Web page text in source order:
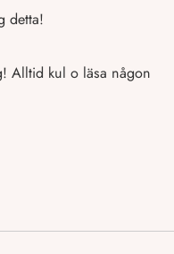
detta!
Alltid kul o läsa någon